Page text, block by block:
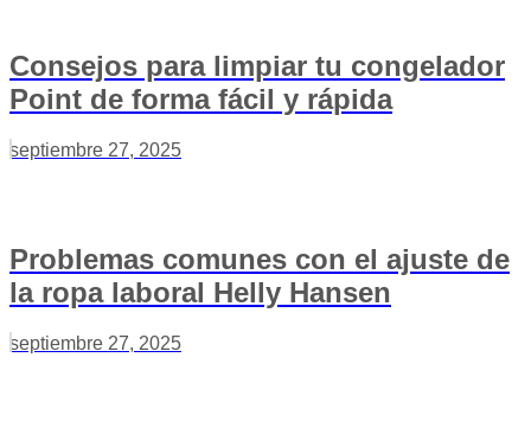
Consejos para limpiar tu congelador
Point de forma fácil y rápida
septiembre 27, 2025
Problemas comunes con el ajuste de
la ropa laboral Helly Hansen
septiembre 27, 2025